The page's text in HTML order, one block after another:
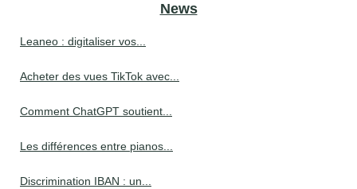
News
Leaneo : digitaliser vos...
Acheter des vues TikTok avec...
Comment ChatGPT soutient...
Les différences entre pianos...
Discrimination IBAN : un...